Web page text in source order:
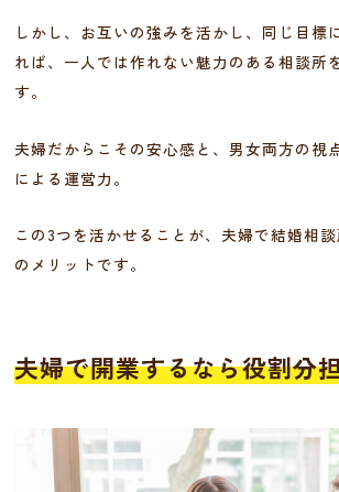
しかし、お互いの強みを活かし、同じ目標
れば、一人では作れない魅力のある相談所
す。
夫婦だからこその安心感と、男女両方の視
による運営力。
この3つを活かせることが、夫婦で結婚相
のメリットです。
夫婦で開業するなら役割分